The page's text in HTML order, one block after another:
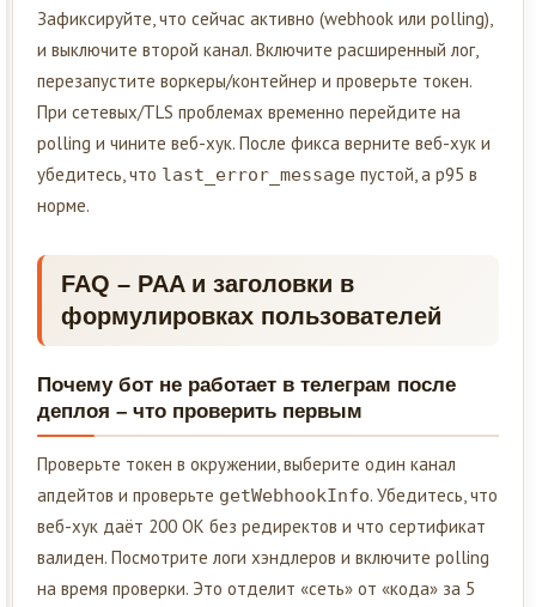
Зафиксируйте, что сейчас активно (webhook или polling),
и выключите второй канал. Включите расширенный лог,
перезапустите воркеры/контейнер и проверьте токен.
При сетевых/TLS проблемах временно перейдите на
polling и чините веб-хук. После фикса верните веб-хук и
убедитесь, что last_error_message пустой, а p95 в
норме.
FAQ – PAA и заголовки в
формулировках пользователей
Почему бот не работает в телеграм после
деплоя – что проверить первым
Проверьте токен в окружении, выберите один канал
апдейтов и проверьте getWebhookInfo. Убедитесь, что
веб-хук даёт 200 OK без редиректов и что сертификат
валиден. Посмотрите логи хэндлеров и включите polling
на время проверки. Это отделит «сеть» от «кода» за 5